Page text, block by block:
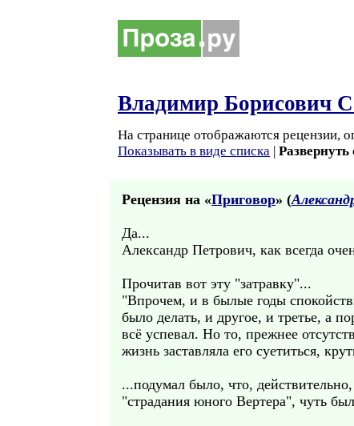
Владимир Борисович
На странице отображаются рецензии,
Показывать в виде списка |
Рецензия на «Приговор» (
Да...
Александр Петрович, как всегда
Прочитав вот эту "затравку"...
"Впрочем, и в былые годы
было делать, и другое, и третье, а
всё успевал. Но то, прежнее
жизнь заставляла его суетиться,
...подумал было, что,
"страдания юного Вертера", чуть